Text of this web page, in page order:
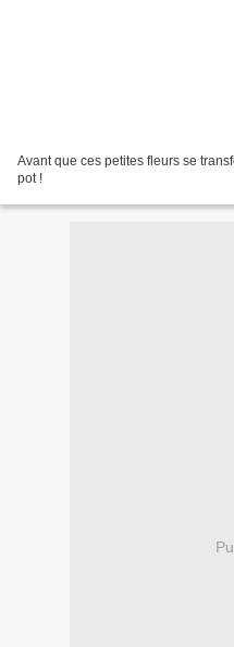
Avant que ces petites fleurs se
pot !